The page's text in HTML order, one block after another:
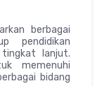
berbagai
pendidikan
tingkat lanjut.
memenuhi
bidang